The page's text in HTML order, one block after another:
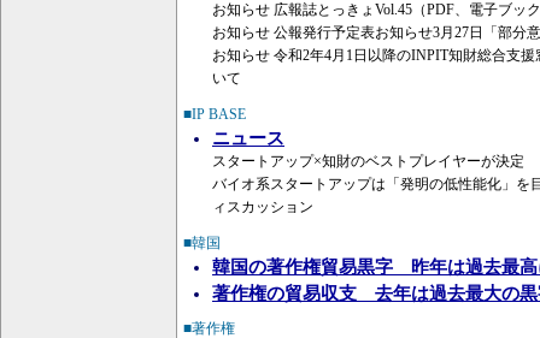
お知らせ 広報誌とっきょVol.45（PDF、電子ブッ
お知らせ 公報発行予定表お知らせ3月27日「部分
お知らせ 令和2年4月1日以降のINPIT知財総合支
いて
■IP BASE
ニュース
スタートアップ×知財のベストプレイヤーが決定
バイオ系スタートアップは「発明の低性能化」を
ィスカッション
■韓国
韓国の著作権貿易黒字 昨年は過去最
著作権の貿易収支 去年は過去最大の黒
■著作権